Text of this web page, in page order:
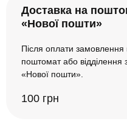
Доставка на
«Нової пошти»
Після оплати
поштомат або відділення
«Нової пошти».
100 грн